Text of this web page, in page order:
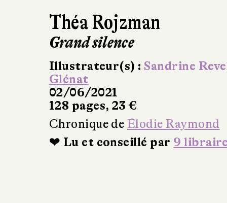
Théa Rojzman
Grand silence
Illustrateur(s) : Sandrine
Glénat
02/06/2021
128 pages, 23 €
Chronique de Élodie Raymond
❤ Lu et conseillé par 9